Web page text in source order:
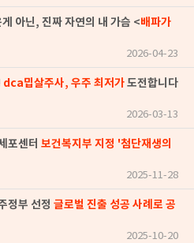
아닌, 진짜 자연의 내 가슴 <배파가
2026-04-23
dca밉살주사, 우주 최저가도전합니다
2026-03-13
포센터 보건복지부 지정 '첨단재생의
2025-11-28
정부 선정 글로벌 진출 성공 사례로 공
2025-10-20